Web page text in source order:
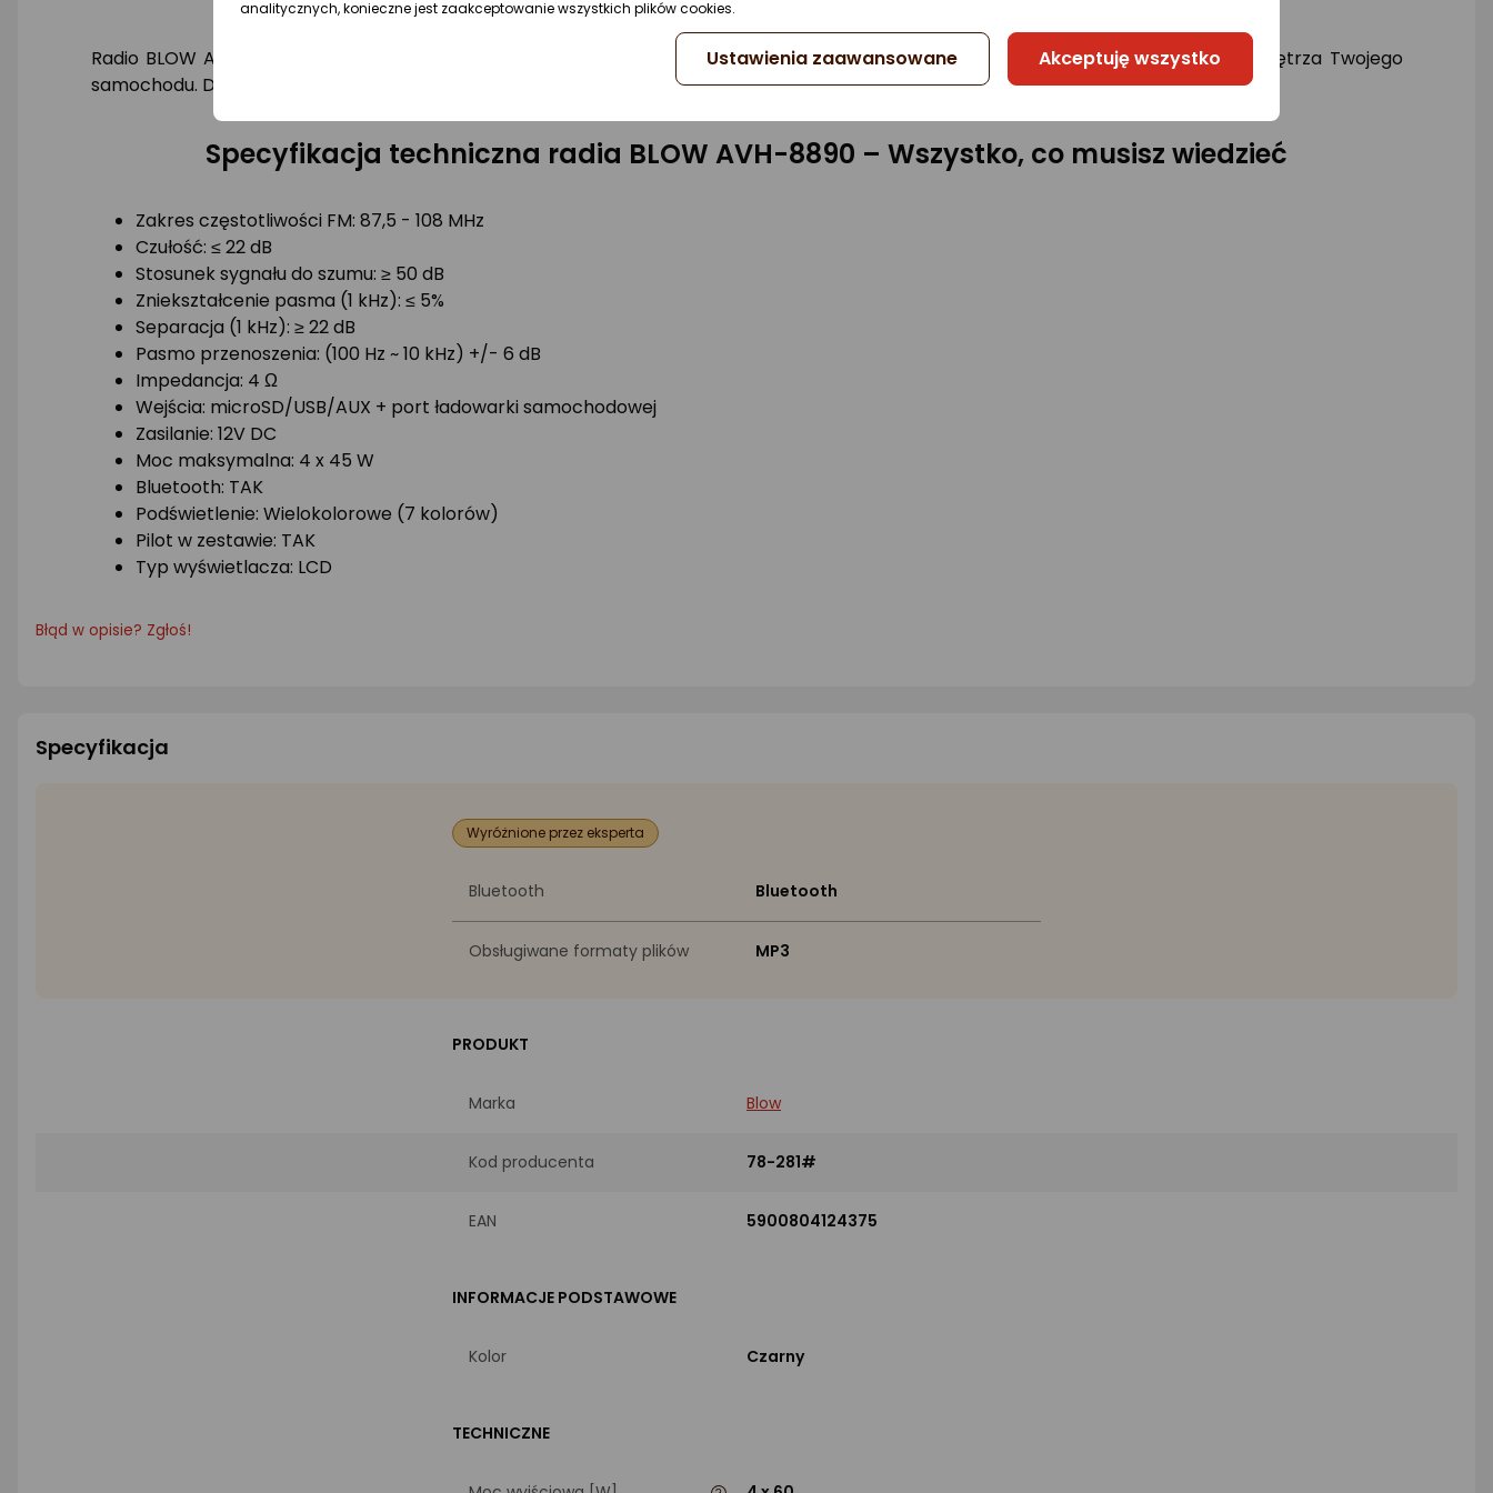
Radio BLOW AVH-8890 posiada wielokolorowe podświetlenie (7 kolorów), które pozwala na dostosowanie wyglądu radia do stylu wnętrza Twojego
samochodu. Dzięki temu możesz stworzyć unikalną atmosferę w swoim pojeździe.
Specyfikacja techniczna radia BLOW AVH-8890 – Wszystko, co musisz wiedzieć
Zakres częstotliwości FM: 87,5 - 108 MHz
Czułość: ≤ 22 dB
Stosunek sygnału do szumu: ≥ 50 dB
Zniekształcenie pasma (1 kHz): ≤ 5%
Separacja (1 kHz): ≥ 22 dB
Pasmo przenoszenia: (100 Hz ~ 10 kHz) +/- 6 dB
Impedancja: 4 Ω
Wejścia: microSD/USB/AUX + port ładowarki samochodowej
Zasilanie: 12V DC
Moc maksymalna: 4 x 45 W
Bluetooth: TAK
Podświetlenie: Wielokolorowe (7 kolorów)
Pilot w zestawie: TAK
Typ wyświetlacza: LCD
Błąd w opisie? Zgłoś!
Specyfikacja
Wyróżnione przez eksperta
Bluetooth Bluetooth
Obsługiwane formaty plików MP3
PRODUKT
Marka Blow
Kod producenta 78-281#
EAN 5900804124375
INFORMACJE PODSTAWOWE
Kolor Czarny
TECHNICZNE
analitycznych, konieczne jest zaakceptowanie wszystkich plików cookies.
Ustawienia zaawansowane Akceptuję wszystko